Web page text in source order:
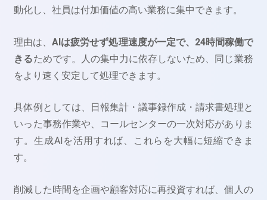
動化し、社員は付加価値の高い業務に集中できます。
理由は、AIは疲労せず処理速度が一定で、24時間稼働で
きるためです。人の集中力に依存しないため、同じ業務
をより速く安定して処理できます。
具体例としては、日報集計・議事録作成・請求書処理と
いった事務作業や、コールセンターの一次対応がありま
す。生成AIを活用すれば、これらを大幅に短縮できま
す。
削減した時間を企画や顧客対応に再投資すれば、個人の